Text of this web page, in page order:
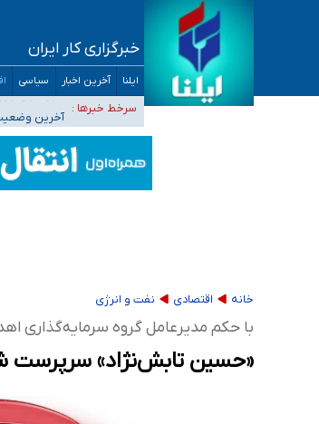
خبرگزاری کار ایران
ایلنا آخرین اخبار سیاسی
سرخط خبرها :
موضع وزارت بهداشت درباره ظرفیت پزشکی کنکور ۱۴۰۵: خواستار
تعویق آزمون ورودی
خبرنگاران راویان حقیقت
خانه اقتصادی نفت و انرژی
با حکم مدیرعامل گروه سرمایه‌گذاری
«حسین تابش‌نژاد» سرپرست